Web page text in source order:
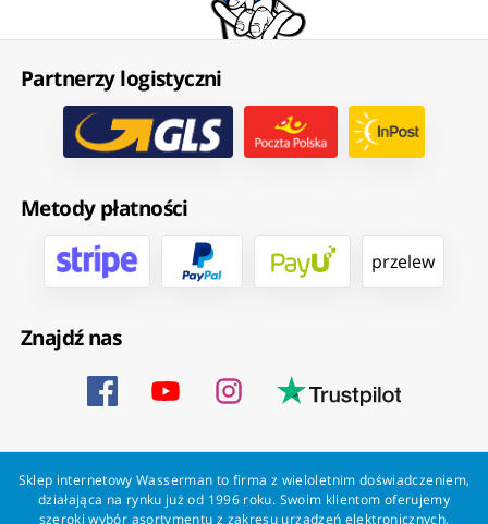
Partnerzy logistyczni
Metody płatności
przelew
Znajdź nas
Sklep internetowy Wasserman to firma z wieloletnim doświadczeniem,
działająca na rynku już od 1996 roku. Swoim klientom oferujemy
szeroki wybór asortymentu z zakresu urządzeń elektronicznych.